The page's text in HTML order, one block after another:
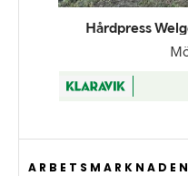
ARBETSMARKNADEN